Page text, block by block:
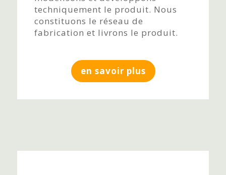
techniquement le produit. Nous
constituons le réseau de
fabrication et livrons le produit.
en savoir plus